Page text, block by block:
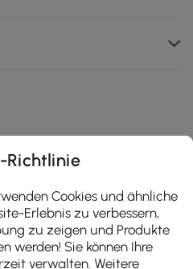
Richtlinie
Cookies und ähnliche
Erlebnis zu verbessern,
zu zeigen und Produkte
werden! Sie können Ihre
verwalten. Weitere